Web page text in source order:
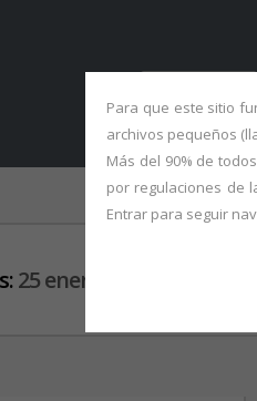
Para que este sitio
archivos pequeños
Más del 90% de
por regulaciones de
Entrar para seguir
25 enero, 2021